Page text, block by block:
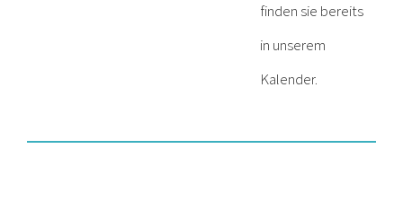
finden sie bereits
in unserem
Kalender.